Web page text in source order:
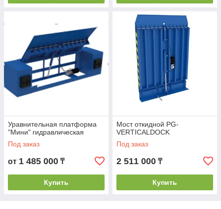
Уравнительная платформа
"Мини" гидравлическая
Под заказ
от 1 485 000 ₸
Купить
Мост откидной PG-
VERTICALDOCK
Под заказ
2 511 000 ₸
Купить